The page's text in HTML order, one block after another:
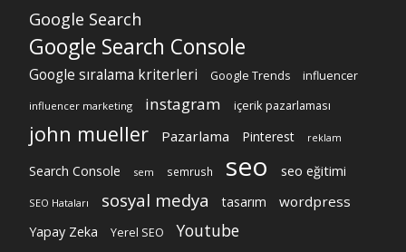
Google Search
Google Search Console
Google sıralama kriterleri Google Trends influencer
influencer marketing instagram içerik pazarlaması
john mueller Pazarlama Pinterest reklam
Search Console sem semrush seo seo eğitimi
SEO Hataları sosyal medya tasarım wordpress
Yapay Zeka Yerel SEO Youtube